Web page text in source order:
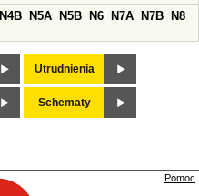
N4B N5A N5B N6 N7A N7B
N8
Utrudnienia
Schematy
Pomoc